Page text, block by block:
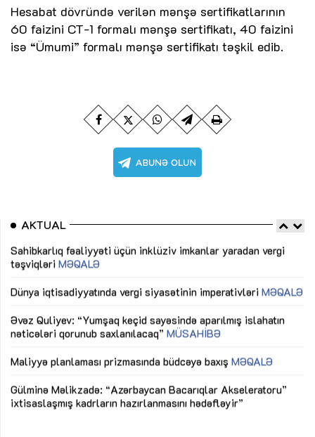
Hesabat dövründə verilən mənşə sertifikatlarının
60 faizini CT-1 formalı mənşə sertifikatı, 40 faizini
isə “Ümumi” formalı mənşə sertifikatı təşkil edib.
AKTUAL
Sahibkarlıq fəaliyyəti üçün inklüziv imkanlar yaradan vergi
təşviqləri MƏQALƏ
Dünya iqtisadiyyatında vergi siyasətinin imperativləri MƏQALƏ
Əvəz Quliyev: “Yumşaq keçid sayəsində aparılmış islahatın
nəticələri qorunub saxlanılacaq” MÜSAHİBƏ
Maliyyə planlaması prizmasında büdcəyə baxış MƏQALƏ
Gülminə Məlikzadə: “Azərbaycan Bacarıqlar Akseleratoru”
ixtisaslaşmış kadrların hazırlanmasını hədəfləyir”